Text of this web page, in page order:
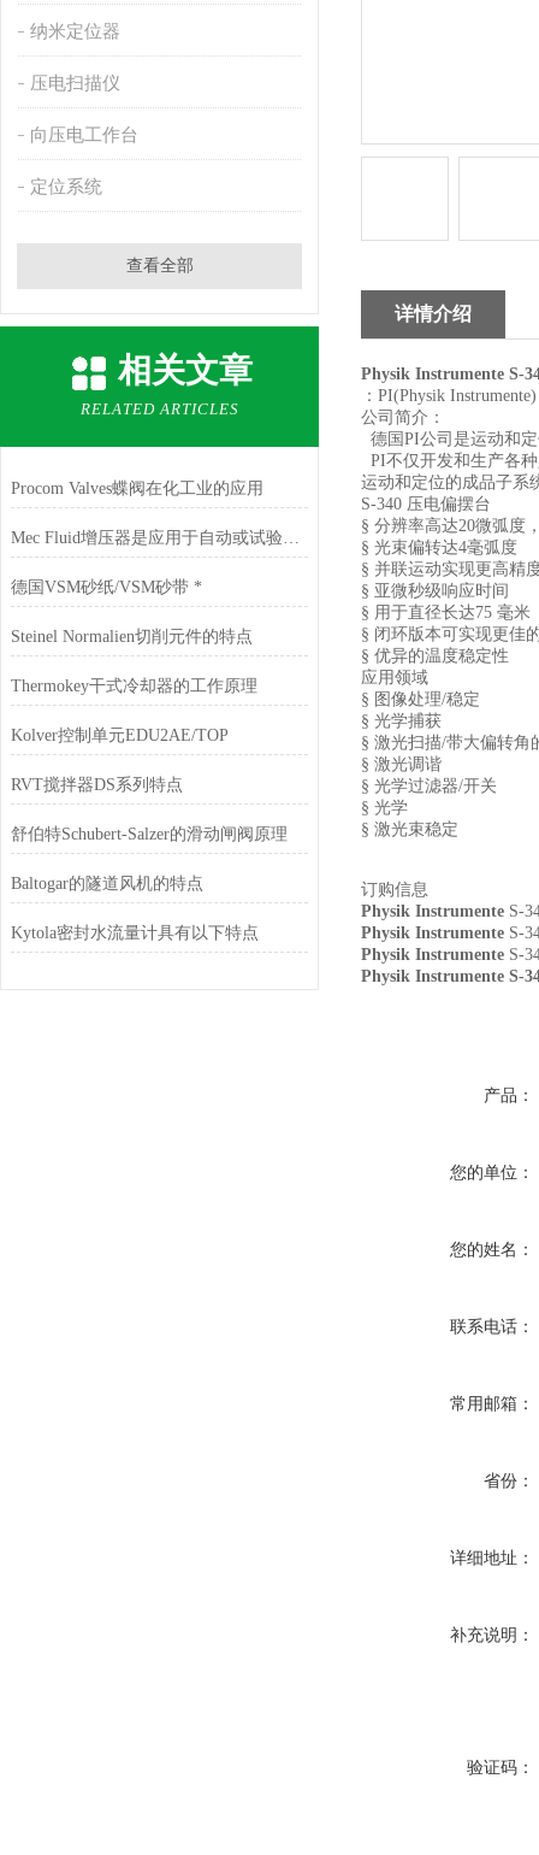
纳米定位器
压电扫描仪
向压电工作台
定位系统
查看全部
相关文章
RELATED ARTICLES
Procom Valves蝶阀在化工业的应用
Mec Fluid增压器是应用于自动或试验机的装置
德国VSM砂纸/VSM砂带 *
Steinel Normalien切削元件的特点
Thermokey干式冷却器的工作原理
Kolver控制单元EDU2AE/TOP
RVT搅拌器DS系列特点
舒伯特Schubert-Salzer的滑动闸阀原理
Baltogar的隧道风机的特点
Kytola密封水流量计具有以下特点
详情介绍
Physik Instrumente S-
：PI(Physik Instrumente)
公司简介：
德国PI公司是运动和
PI不仅开发和生产各
运动和定位的成品子系
S-340 压电偏摆台
§ 分辨率高达20微弧度
§ 光束偏转达4毫弧度
§ 并联运动实现更高精
§ 亚微秒级响应时间
§ 用于直径长达75 毫米
§ 闭环版本可实现更佳
§ 优异的温度稳定性
应用领域
§ 图像处理/稳定
§ 光学捕获
§ 激光扫描/带大偏转角
§ 激光调谐
§ 光学过滤器/开关
§ 光学
§ 激光束稳定
订购信息
Physik Instrumente S-
Physik Instrumente S-
Physik Instrumente S-
Physik Instrumente S-
产品：
您的单位：
您的姓名：
联系电话：
常用邮箱：
省份：
详细地址：
补充说明：
验证码：